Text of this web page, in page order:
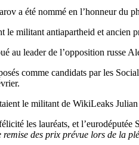
a été nommé en l’honneur du
le militant antiapartheid et
au leader de l’opposition russe
comme candidats par les
le militant de WikiLeaks
les lauréats, et
des prix prévue lors de la